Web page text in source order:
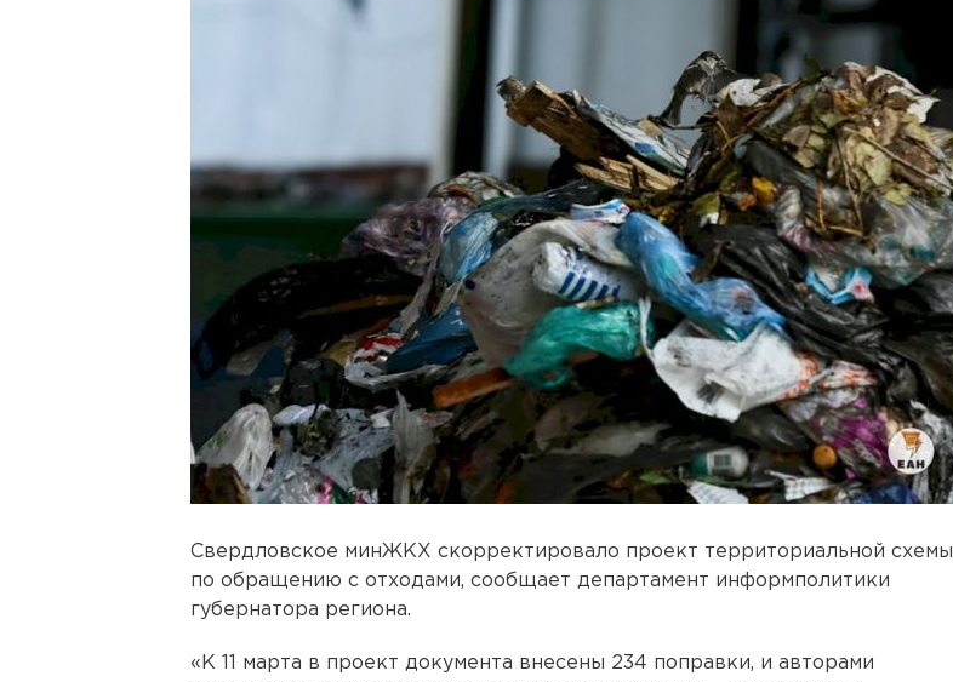
Свердловское минЖКХ скорректировало проект территориальной схемы
по обращению с отходами, сообщает департамент информполитики
губернатора региона.
«К 11 марта в проект документа внесены 234 поправки, и авторами